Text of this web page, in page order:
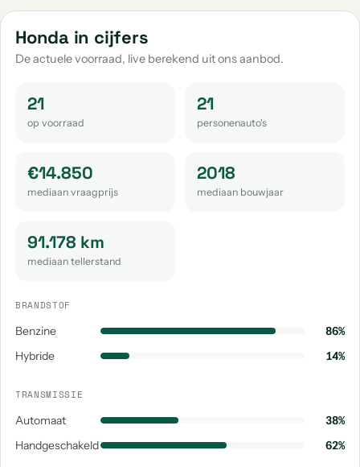
Honda in cijfers
De actuele voorraad, live berekend uit ons aanbod.
21
op voorraad
21
personenauto's
€14.850
mediaan vraagprijs
2018
mediaan bouwjaar
91.178 km
mediaan tellerstand
BRANDSTOF
Benzine
86%
Hybride
14%
TRANSMISSIE
Automaat
38%
Handgeschakeld
62%